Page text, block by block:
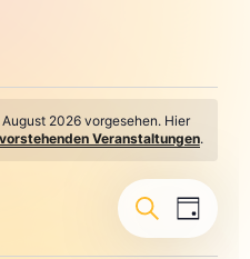
2026 vorgesehen. Hier
Veranstaltungen.
Suche
SucheTag